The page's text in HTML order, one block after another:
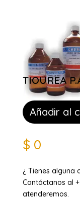
TIOUREA
Añadir al
$ 0
¿ Tienes alguna
Contáctanos al
atenderemos.